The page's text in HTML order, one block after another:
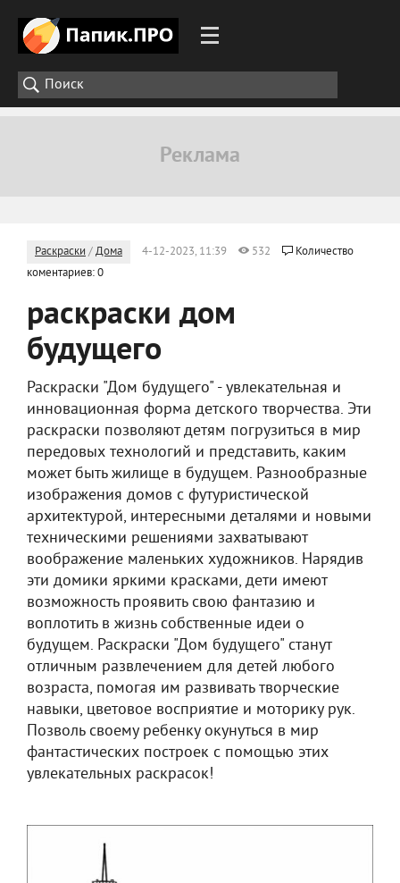
Раскраски /Дома 4-12-2023, 11:39 532
Количество
коментариев: 0
раскраски дом
будущего
Раскраски "Дом будущего" - увлекательная и
инновационная форма детского творчества. Эти
раскраски позволяют детям погрузиться в мир
передовых технологий и представить, каким
может быть жилище в будущем. Разнообразные
изображения домов с футуристической
архитектурой, интересными деталями и новыми
техническими решениями захватывают
воображение маленьких художников. Нарядив
эти домики яркими красками, дети имеют
возможность проявить свою фантазию и
воплотить в жизнь собственные идеи о
будущем. Раскраски "Дом будущего" станут
отличным развлечением для детей любого
возраста, помогая им развивать творческие
навыки, цветовое восприятие и моторику рук.
Позволь своему ребенку окунуться в мир
фантастических построек с помощью этих
увлекательных раскрасок!